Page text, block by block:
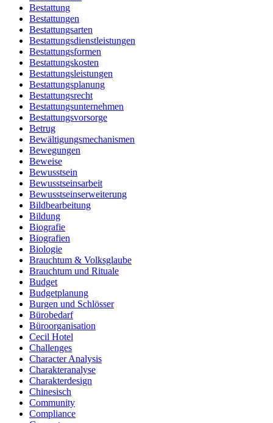
Bestattung
Bestattungen
Bestattungsarten
Bestattungsdienstleistungen
Bestattungsformen
Bestattungskosten
Bestattungsleistungen
Bestattungsplanung
Bestattungsrecht
Bestattungsunternehmen
Bestattungsvorsorge
Betrug
Bewältigungsmechanismen
Bewegungen
Beweise
Bewusstsein
Bewusstseinsarbeit
Bewusstseinserweiterung
Bildbearbeitung
Bildung
Biografie
Biografien
Biologie
Brauchtum & Volksglaube
Brauchtum und Rituale
Budget
Budgetplanung
Burgen und Schlösser
Bürobedarf
Büroorganisation
Cecil Hotel
Challenges
Character Analysis
Charakteranalyse
Charakterdesign
Chinesisch
Community
Compliance